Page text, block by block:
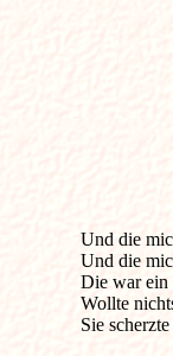
Und
Und die
Die war ein
Wollte
Sie